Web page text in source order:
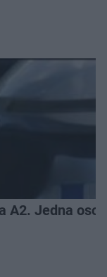
A2. Jedna